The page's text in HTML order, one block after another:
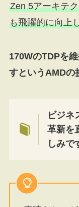
Zen 5アーキテ
も飛躍的に向上
170WのTDPを
すというAMDの
ビジネ
革新を
しみで